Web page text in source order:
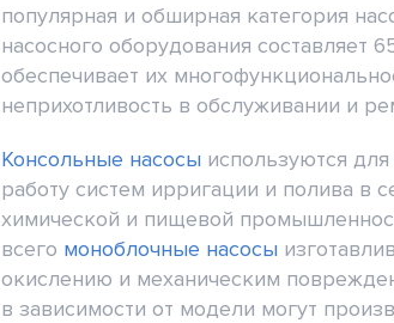
популярная и обширная категория
насосного оборудования составляет
обеспечивает их
неприхотливость в обслуживании и
Консольные насосы используются
работу систем ирригации и полива в
химической и пищевой
всего моноблочные насосы
окислению и механическим
в зависимости от модели могут